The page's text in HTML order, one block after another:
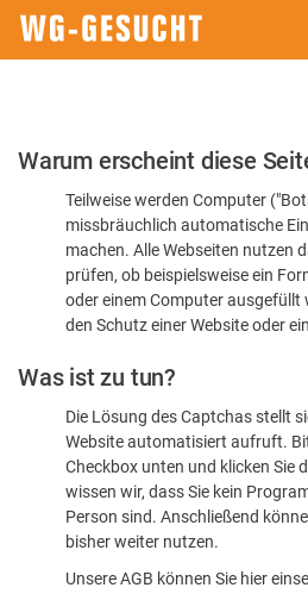
Bitte
dass
sind
Warum erscheint diese
Teilweise werden Computer
missbräuchlich automatische
machen. Alle Webseiten nutzen
prüfen, ob beispielsweise ein
oder einem Computer
den Schutz einer Website oder
Was ist zu tun?
Die Lösung des Captchas stellt
Website automatisiert aufruft.
Checkbox unten und klicken Sie
wissen wir, dass Sie kein
Person sind. Anschließend
bisher weiter nutzen.
Unsere AGB können Sie hier